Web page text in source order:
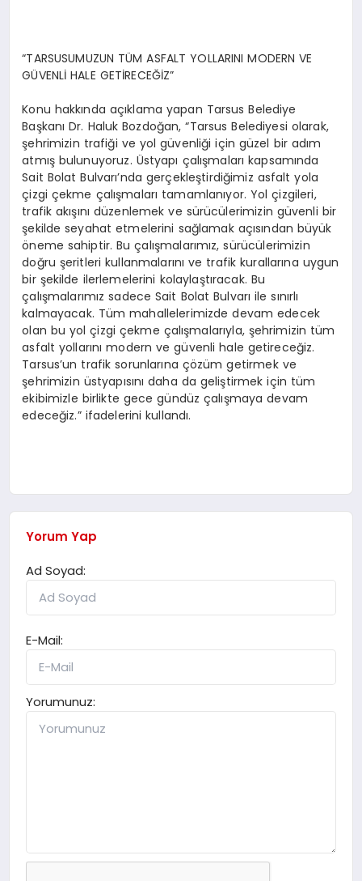
“TARSUSUMUZUN TÜM ASFALT YOLLARINI MODERN VE
GÜVENLİ HALE GETİRECEĞİZ”
Konu hakkında açıklama yapan Tarsus Belediye
Başkanı Dr. Haluk Bozdoğan, “Tarsus Belediyesi olarak,
şehrimizin trafiği ve yol güvenliği için güzel bir adım
atmış bulunuyoruz. Üstyapı çalışmaları kapsamında
Sait Bolat Bulvarı’nda gerçekleştirdiğimiz asfalt yola
çizgi çekme çalışmaları tamamlanıyor. Yol çizgileri,
trafik akışını düzenlemek ve sürücülerimizin güvenli bir
şekilde seyahat etmelerini sağlamak açısından büyük
öneme sahiptir. Bu çalışmalarımız, sürücülerimizin
doğru şeritleri kullanmalarını ve trafik kurallarına uygun
bir şekilde ilerlemelerini kolaylaştıracak. Bu
çalışmalarımız sadece Sait Bolat Bulvarı ile sınırlı
kalmayacak. Tüm mahallelerimizde devam edecek
olan bu yol çizgi çekme çalışmalarıyla, şehrimizin tüm
asfalt yollarını modern ve güvenli hale getireceğiz.
Tarsus’un trafik sorunlarına çözüm getirmek ve
şehrimizin üstyapısını daha da geliştirmek için tüm
ekibimizle birlikte gece gündüz çalışmaya devam
edeceğiz.” ifadelerini kullandı.
Yorum Yap
Ad Soyad:
E-Mail:
Yorumunuz: